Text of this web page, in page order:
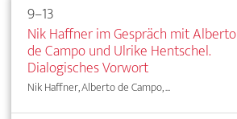
9–13
Nik Haffner im Gespräch mit Alberto
de Campo und Ulrike Hentschel.
Dialogisches Vorwort
Nik Haffner, Alberto de Campo, ...